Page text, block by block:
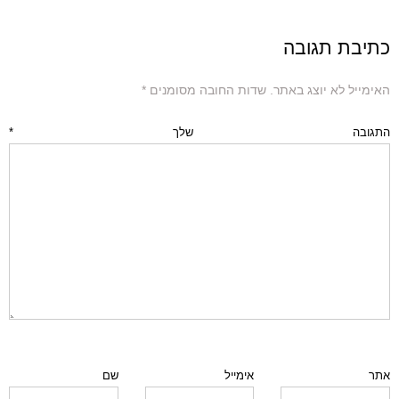
כתיבת תגובה
האימייל לא יוצג באתר. שדות החובה מסומנים *
התגובה שלך *
שם אימייל אתר